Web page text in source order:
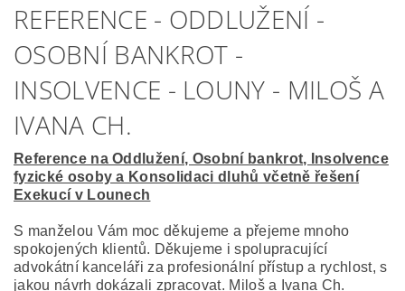
REFERENCE - ODDLUŽENÍ -
OSOBNÍ BANKROT -
INSOLVENCE - LOUNY - MILOŠ A
IVANA CH.
Reference na Oddlužení, Osobní bankrot, Insolvence
fyzické osoby a Konsolidaci dluhů včetně řešení
Exekucí v Lounech
S manželou Vám moc děkujeme a přejeme mnoho
spokojených klientů. Děkujeme i spolupracující
advokátní kanceláři za profesionální přístup a rychlost, s
jakou návrh dokázali zpracovat. Miloš a Ivana Ch.